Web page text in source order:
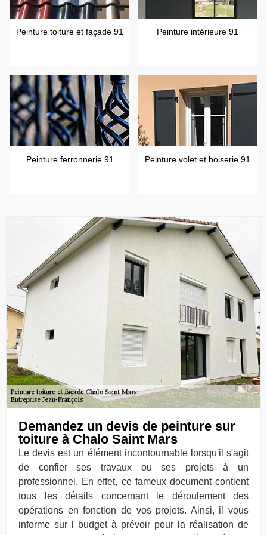
Peinture toiture et façade 91 Peinture intérieure 91
Peinture ferronnerie 91 Peinture volet et boiserie 91
Demandez un devis de peinture sur
toiture à Chalo Saint Mars
Le devis est un élément incontournable lorsqu'il s'agit
de confier ses travaux ou ses projets à un
professionnel. En effet, ce fameux document contient
tous les détails concernant le déroulement des
opérations en fonction de vos projets. Ainsi, il vous
informe sur l budget à prévoir pour la réalisation de